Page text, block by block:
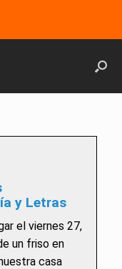
y Letras
el viernes 27,
un friso en
casa